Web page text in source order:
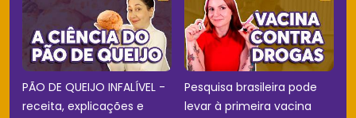
PÃO DE QUEIJO INFALÍVEL -
receita, explicações e
Pesquisa brasileira pode
levar à primeira vacina